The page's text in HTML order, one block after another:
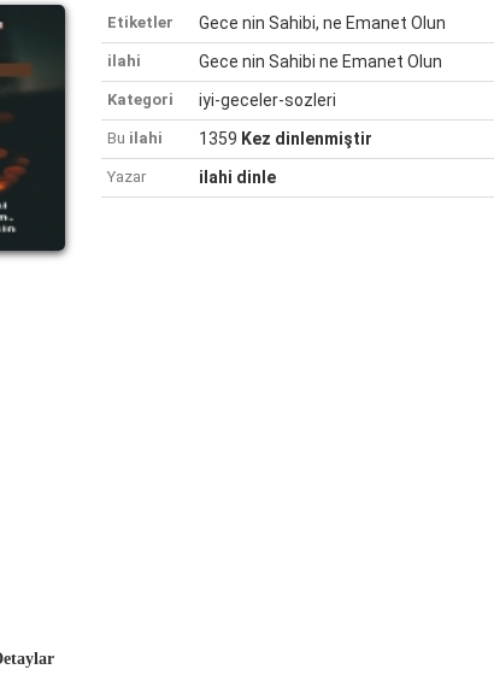
Etiketler Gece nin Sahibi, ne Emanet Olun
ilahi Gece nin Sahibi ne Emanet Olun
Kategori iyi-geceler-sozleri
Bu ilahi 1359 Kez dinlenmiştir
Yazar ilahi dinle